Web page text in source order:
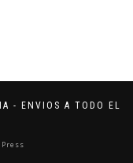
- ENVIOS A TODO EL